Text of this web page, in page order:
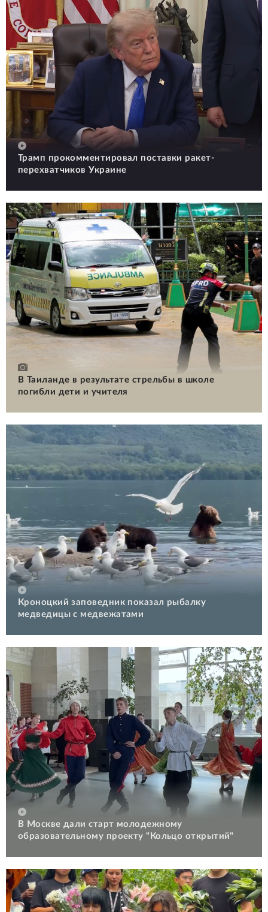
Трамп прокомментировал поставки ракет-
перехватчиков Украине
В Таиланде в результате стрельбы в школе
погибли дети и учителя
Кроноцкий заповедник показал рыбалку
медведицы с медвежатами
В Москве дали старт молодежному
образовательному проекту "Кольцо открытий"